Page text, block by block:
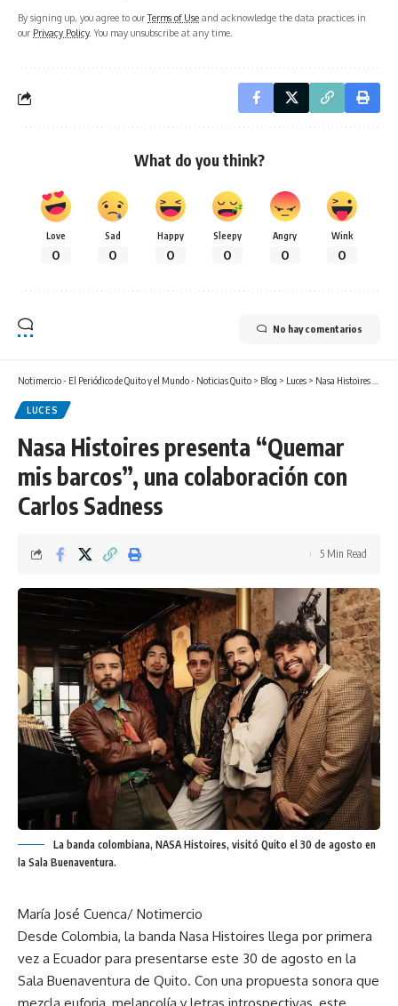
By signing up, you agree to ourTerms of Use and acknowledge the data practices in
our Privacy Policy. You may unsubscribe at any time.
What do you think?
Love
0
Sad
0
Happy
0
Sleepy
0
Angry
0
Wink
0
No hay comentarios
Notimercio - El Periódico de Quito y el Mundo - Noticias Quito > Blog > Luces > Nasa Histoires presenta “Quemar mis barcos”, una colaboración con Carlos Sadness
LUCES
Nasa Histoires presenta “Quemar
mis barcos”, una colaboración con
Carlos Sadness
5 Min Read
La banda colombiana, NASA Histoires, visitó Quito el 30 de agosto en
la Sala Buenaventura.
María José Cuenca/ Notimercio
Desde Colombia, la banda Nasa Histoires llega por primera
vez a Ecuador para presentarse este 30 de agosto en la
Sala Buenaventura de Quito. Con una propuesta sonora que